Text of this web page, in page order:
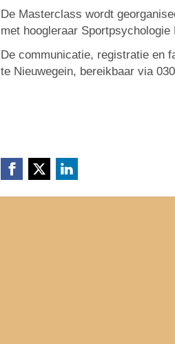
De Masterclass wordt
met hoogleraar Sportpsychologie
De communicatie, registratie en
te Nieuwegein, bereikbaar via